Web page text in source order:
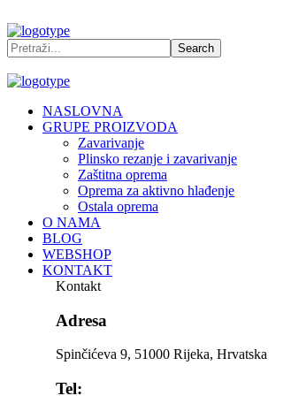
NASLOVNA
GRUPE PROIZVODA
Zavarivanje
Plinsko rezanje i zavarivanje
Zaštitna oprema
Oprema za aktivno hlađenje
Ostala oprema
O NAMA
BLOG
WEBSHOP
KONTAKT
Kontakt
Adresa
Spinčićeva 9, 51000 Rijeka, Hrvatska
Tel: